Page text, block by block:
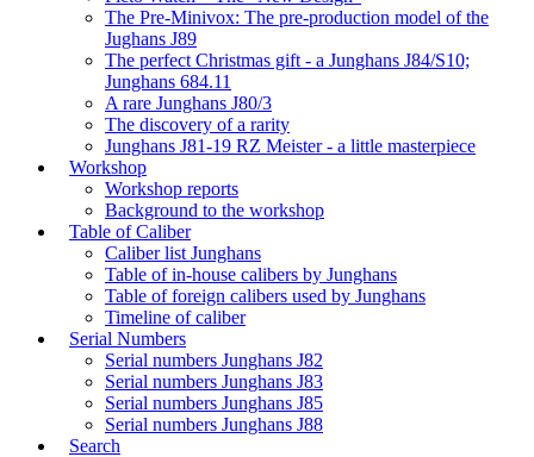
The Pre-Minivox: The pre-production model of the
Jughans J89
The perfect Christmas gift - a Junghans J84/S10;
Junghans 684.11
A rare Junghans J80/3
The discovery of a rarity
Junghans J81-19 RZ Meister - a little masterpiece
Workshop
Workshop reports
Background to the workshop
Table of Caliber
Caliber list Junghans
Table of in-house calibers by Junghans
Table of foreign calibers used by Junghans
Timeline of caliber
Serial Numbers
Serial numbers Junghans J82
Serial numbers Junghans J83
Serial numbers Junghans J85
Serial numbers Junghans J88
Search